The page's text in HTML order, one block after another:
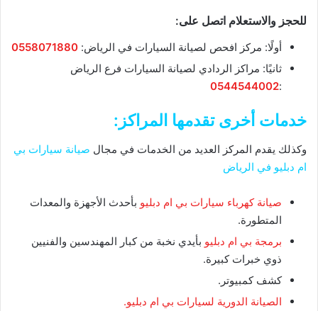
للحجز والاستعلام اتصل على:
أولًا: مركز افحص لصيانة السيارات في الرياض: 0558071880
ثانيًا: مراكز الردادي لصيانة السيارات فرع الرياض
:
0544544002
خدمات أخرى تقدمها المراكز:
وكذلك يقدم المركز العديد من الخدمات في مجال صيانة سيارات بي
ام دبليو في الرياض
صيانة كهرباء سيارات بي ام دبليو بأحدث الأجهزة والمعدات
المتطورة.
برمجة بي ام دبليو بأيدي نخبة من كبار المهندسين والفنيين
ذوي خبرات كبيرة.
كشف كمبيوتر.
الصيانة الدورية لسيارات بي ام دبليو.